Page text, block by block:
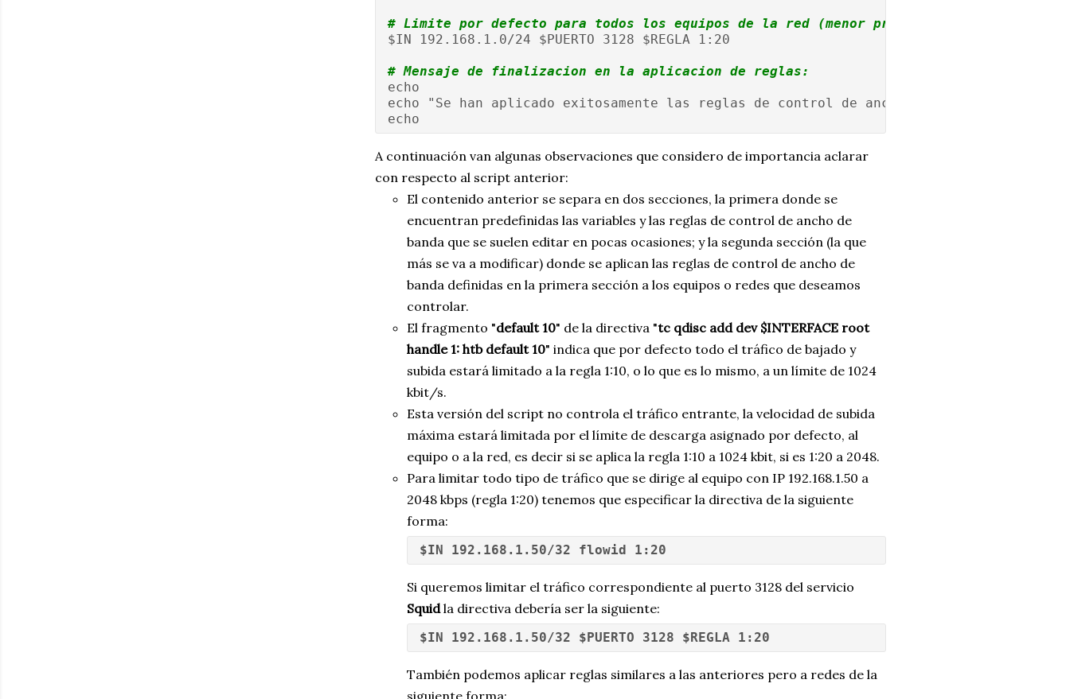
# Limite por defecto para todos los equipos de la red (menor prioridad):
$IN 192.168.1.0/24 $PUERTO 3128 $REGLA 1:20
# Mensaje de finalizacion en la aplicacion de reglas:
echo
echo "Se han aplicado exitosamente las reglas de control de ancho de banda!"
echo
A continuación van algunas observaciones que considero de importancia aclarar
con respecto al script anterior:
El contenido anterior se separa en dos secciones, la primera donde se
encuentran predefinidas las variables y las reglas de control de ancho de
banda que se suelen editar en pocas ocasiones; y la segunda sección (la que
más se va a modificar) donde se aplican las reglas de control de ancho de
banda definidas en la primera sección a los equipos o redes que deseamos
controlar.
El fragmento "default 10" de la directiva "tc qdisc add dev $INTERFACE root
handle 1: htb default 10" indica que por defecto todo el tráfico de bajado y
subida estará limitado a la regla 1:10, o lo que es lo mismo, a un límite de 1024
kbit/s.
Esta versión del script no controla el tráfico entrante, la velocidad de subida
máxima estará limitada por el límite de descarga asignado por defecto, al
equipo o a la red, es decir si se aplica la regla 1:10 a 1024 kbit, si es 1:20 a 2048.
Para limitar todo tipo de tráfico que se dirige al equipo con IP 192.168.1.50 a
2048 kbps (regla 1:20) tenemos que especificar la directiva de la siguiente
forma:
$IN 192.168.1.50/32 flowid 1:20
Si queremos limitar el tráfico correspondiente al puerto 3128 del servicio
Squidla directiva debería ser la siguiente:
$IN 192.168.1.50/32 $PUERTO 3128 $REGLA 1:20
También podemos aplicar reglas similares a las anteriores pero a redes de la
siguiente forma: